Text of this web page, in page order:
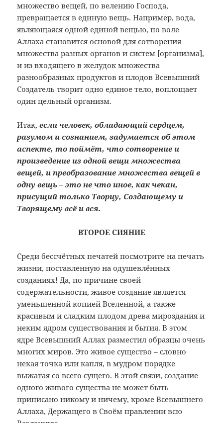
множество вещей, по велению Господа,
превращается в единую вещь. Например, вода,
являющаяся одной единой вещью, по воле
Аллаха становится основой для сотворения
множества разных органов и систем [организма],
и из входящего в желудок множества
разнообразных продуктов и плодов Всевышний
Создатель творит одно единое тело, воплощает
один цельный организм.
Итак, если человек, обладающий сердцем,
разумом и сознанием, задумается об этом
аспекте, то поймёт, что сотворение и
произведение из одной вещи множества
вещей, и преобразование множества вещей в
одну вещь – это не что иное, как чекан,
присущий только Творцу, Создающему и
Творящему всё и вся.
ВТОРОЕ СИЯНИЕ
Среди бессчётных печатей посмотрите на печать
жизни, поставленную на одушевлённых
созданиях! Да, по причине своей
содержательности, живое создание является
уменьшенной копией Вселенной, а также
красивым и сладким плодом древа мироздания и
неким ядром существования и бытия. В этом
ядре Всевышний Аллах разместил образцы очень
многих миров. Это живое существо – словно
некая точка или капля, в мудром порядке
выжатая со всего сущего. В этой связи, создание
одного живого существа не может быть
приписано никому и ничему, кроме Всевышнего
Аллаха, Держащего в Своём правлении всю